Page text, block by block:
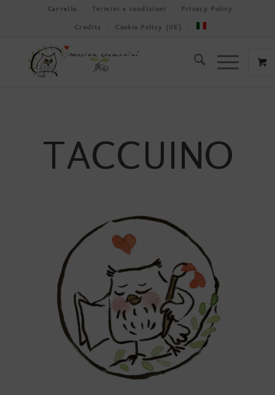
Carrello Termini e condizioni Privacy Policy
Credits Cookie Policy (UE)
TACCUINO